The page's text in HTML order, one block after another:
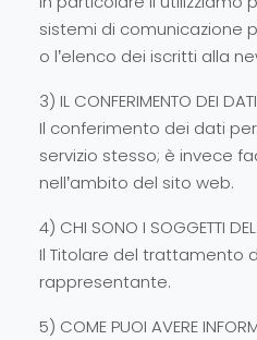
sistemi di comunicazione
o l’elenco dei iscritti alla
3) IL CONFERIMENTO DEI
Il conferimento dei dati
servizio stesso; è invece
nell’ambito del sito web.
4) CHI SONO I SOGGETTI
Il Titolare del trattamento
rappresentante.
5) COME PUOI AVERE